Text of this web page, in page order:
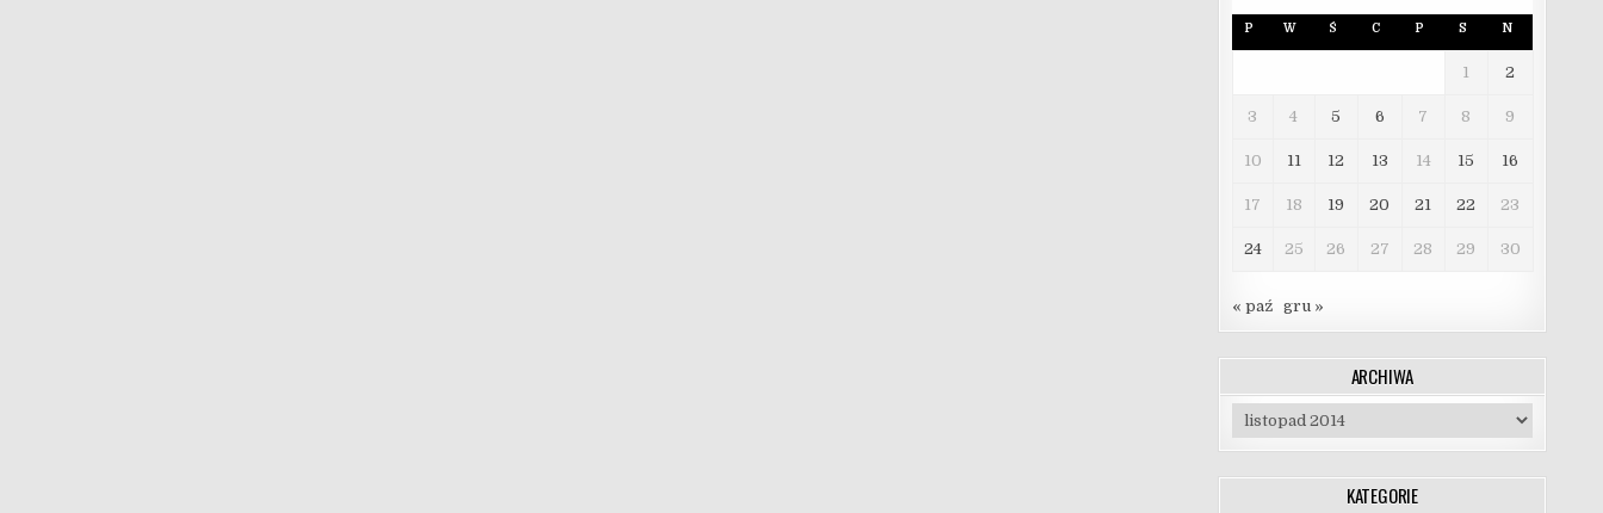
P W Ś C P S N
1 2
3 4 5 6 7 8 9
10 11 12 13 14 15 16
17 18 19 20 21 22 23
24 25 26 27 28 29 30
« paź gru »
ARCHIWA
Archiwa
KATEGORIE